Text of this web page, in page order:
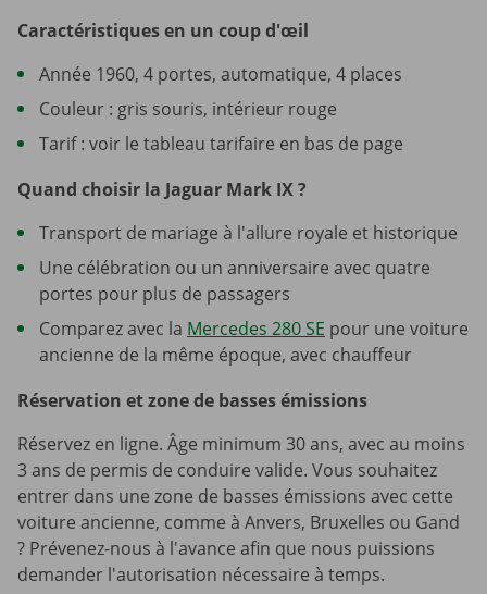
Caractéristiques en un coup d'œil
Année 1960, 4 portes, automatique, 4 places
Couleur : gris souris, intérieur rouge
Tarif : voir le tableau tarifaire en bas de page
Quand choisir la Jaguar Mark IX ?
Transport de mariage à l'allure royale et historique
Une célébration ou un anniversaire avec quatre
portes pour plus de passagers
Comparez avec la Mercedes 280 SE pour une voiture
ancienne de la même époque, avec chauffeur
Réservation et zone de basses émissions
Réservez en ligne. Âge minimum 30 ans, avec au moins
3 ans de permis de conduire valide. Vous souhaitez
entrer dans une zone de basses émissions avec cette
voiture ancienne, comme à Anvers, Bruxelles ou Gand
? Prévenez-nous à l'avance afin que nous puissions
demander l'autorisation nécessaire à temps.